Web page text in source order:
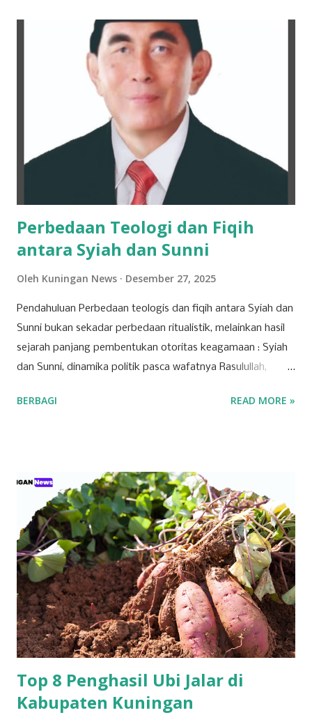
28 Maret 2026 lalu, Ikyy memberanikan diri untuk tampil
dalam ajang pencarian bakat bergengsi, DMD (Dangdut
Mania Dadakan). Meski belum berhasil keluar sebagai juara,
pengalaman tersebut menjadi tonggak sejarah penting
dalam karier bermusiknya. “Iya alhamdulillah aktu tannggal
28 maret kemarin, ikut dmd ya walaupun tidak sampai jadi
juara cuman aku ingin terus mendalami dan berkiprah lewat
karya Aku di dunia seni musik ini,” tuturnya kala
diwawancara Kamis (9/4/2026). Baginya, kegagalan...
Perbedaan Teologi dan Fiqih
antara Syiah dan Sunni
Oleh Kuningan News Desember 27, 2025
Pendahuluan Perbedaan teologis dan fiqih antara Syiah dan
Sunni bukan sekadar perbedaan ritualistik, melainkan hasil
sejarah panjang pembentukan otoritas keagamaan : Syiah
dan Sunni, dinamika politik pasca wafatnya Rasulullah,
modern, serta implikasi geopolitik global. Memahami
mendesak seperti Palestina, hegemoni regional, dan konflik
global.¹ 1. Fondasi Epistemologis: Imamah vs. Syura Syiah
Imamiyah menempatkan imamah sebagai bagian inti
akidah dan kelanjutan dari misi kenabian. Imamah bukan
sekadar jabatan politik, melainkan “otoritas ilahiah” yang
diyakini ma‘shum dan menjadi hujjah atas umat. Al-Kulaini
dalam al-Kāfi menegaskan bahwa perkataan Imam adalah
hujjah sebagaimana perkataan Rasulullah.² Sunni,
sebaliknya, memandang kepemimpinan sebagai wilayah
ijtihad manus...
BERBAGI READ MORE »
Top 8 Penghasil Ubi Jalar di
Kabupaten Kuningan